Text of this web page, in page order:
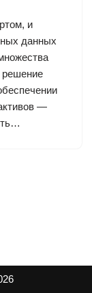
и
данных
решение
—